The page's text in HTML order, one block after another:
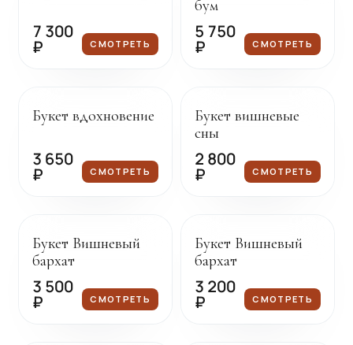
7 300
₽ СМОТРЕТЬ
бум
5 750
₽ СМОТРЕТЬ
Букет вдохновение
3 650
₽ СМОТРЕТЬ
Букет вишневые
сны
2 800
₽ СМОТРЕТЬ
Букет Вишневый
бархат
3 500
₽ СМОТРЕТЬ
Букет Вишневый
бархат
3 200
₽ СМОТРЕТЬ